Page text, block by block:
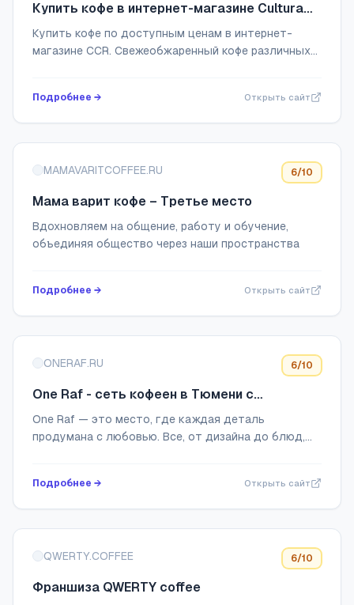
Купить кофе в интернет-магазине Cultura
Coffee Roasters
Купить кофе по доступным ценам в интернет-
магазине CCR. Свежеобжаренный кофе различных
Подробнее → Открыть сайт
MAMAVARITCOFFEE.RU 6/10
Мама варит кофе – Третье место
Вдохновляем на общение, работу и обучение,
объединяя общество через наши пространства
Подробнее → Открыть сайт
ONERAF.RU 6/10
One Raf - сеть кофеен в Тюмени с
собственной пекарней и кондитерской
One Raf — это место, где каждая деталь
продумана с любовью. Все, от дизайна до блюд,
Подробнее → Открыть сайт
QWERTY.COFFEE 6/10
Франшиза QWERTY coffee